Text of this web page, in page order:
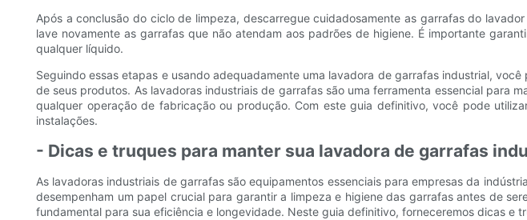
Após a conclusão do ciclo de limpeza, descarregue cuidadosamente as garrafas do
lave novamente as garrafas que não atendam aos padrões de higiene. É importante
qualquer líquido.
Seguindo essas etapas e usando adequadamente uma lavadora de garrafas industrial,
de seus produtos. As lavadoras industriais de garrafas são uma ferramenta essencial para
qualquer operação de fabricação ou produção. Com este guia definitivo, você pode
instalações.
- Dicas e truques para manter sua lavadora de garrafas
As lavadoras industriais de garrafas são equipamentos essenciais para empresas da
desempenham um papel crucial para garantir a limpeza e higiene das garrafas antes de
fundamental para sua eficiência e longevidade. Neste guia definitivo, forneceremos dicas